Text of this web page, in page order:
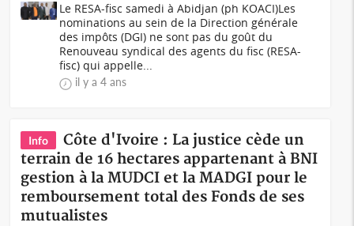
Le RESA-fisc samedi à Abidjan (ph KOACI)Les
nominations au sein de la Direction générale
des impôts (DGI) ne sont pas du goût du
Renouveau syndical des agents du fisc (RESA-
fisc) qui appelle...
il y a 4 ans
Info
Côte d'Ivoire : La justice cède un
terrain de 16 hectares appartenant à BNI
gestion à la MUDCI et la MADGI pour le
remboursement total des Fonds de ses
mutualistes